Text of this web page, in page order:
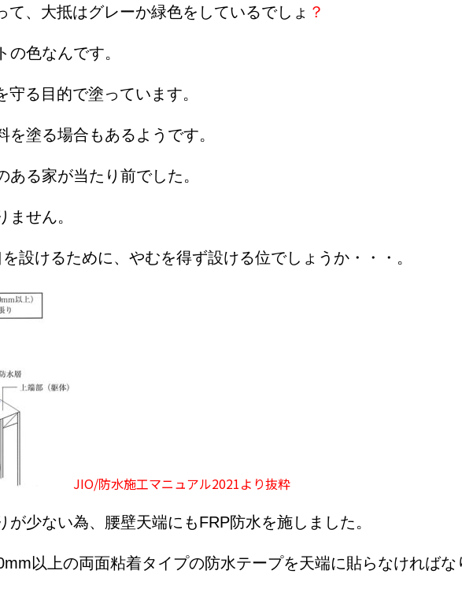
て、大抵はグレーか緑色をしているでしょ ？
の色なんです。
る目的で塗っています。
塗る場合もあるようです。
ある家が当たり前でした。
せん。
設けるために、やむを得ず設ける位でしょうか・・・。
JIO/防水施工マニュアル2021より抜粋
が少ない為、腰壁天端にもFRP防水を施しました。
以上の両面粘着タイプの防水テープを天端に貼らなければな